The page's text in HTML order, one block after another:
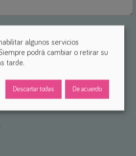
algunos servicios
podrá cambiar o retirar su
tarde.
Descartar todas De acuerdo